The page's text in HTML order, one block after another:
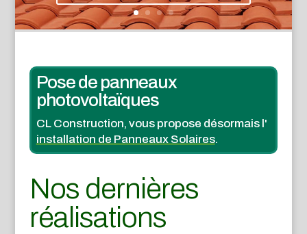
Pose de panneaux
photovoltaïques
CL Construction, vous propose désormais l'
installation de Panneaux Solaires.
Nos dernières
réalisations